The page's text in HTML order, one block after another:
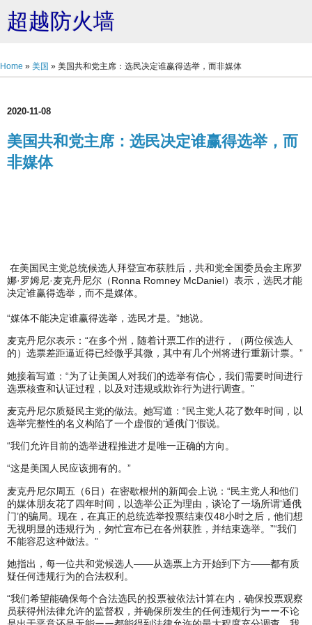
超越防火墙
Home » 美国 » 美国共和党主席：选民决定谁赢得选举，而非媒体
2020-11-08
美国共和党主席：选民决定谁赢得选举，而
非媒体
在美国民主党总统候选人拜登宣布获胜后，共和党全国委员会主席罗
娜·罗姆尼·麦克丹尼尔（Ronna Romney McDaniel）表示，选民才能
决定谁赢得选举，而不是媒体。
“媒体不能决定谁赢得选举，选民才是。”她说。
麦克丹尼尔表示：“在多个州，随着计票工作的进行，（两位候选人
的）选票差距逼近得已经微乎其微，其中有几个州将进行重新计票。”
她接着写道：“为了让美国人对我们的选举有信心，我们需要时间进行
选票核查和认证过程，以及对违规或欺诈行为进行调查。”
麦克丹尼尔质疑民主党的做法。她写道：“民主党人花了数年时间，以
选举完整性的名义构陷了一个虚假的‘通俄门’假说。
“我们允许目前的选举进程推进才是唯一正确的方向。
“这是美国人民应该拥有的。”
麦克丹尼尔周五（6日）在密歇根州的新闻会上说：“民主党人和他们
的媒体朋友花了四年时间，以选举公正为理由，谈论了一场所谓‘通俄
门’的骗局。现在，在真正的总统选举投票结束仅48小时之后，他们想
无视明显的违规行为，匆忙宣布已在各州获胜，并结束选举。”“我们
不能容忍这种做法。”
她指出，每一位共和党候选人——从选票上方开始到下方——都有质
疑任何违规行为的合法权利。
“我们希望能确保每个合法选民的投票被依法计算在内，确保投票观察
员获得州法律允许的监督权，并确保所发生的任何违规行为ーー不论